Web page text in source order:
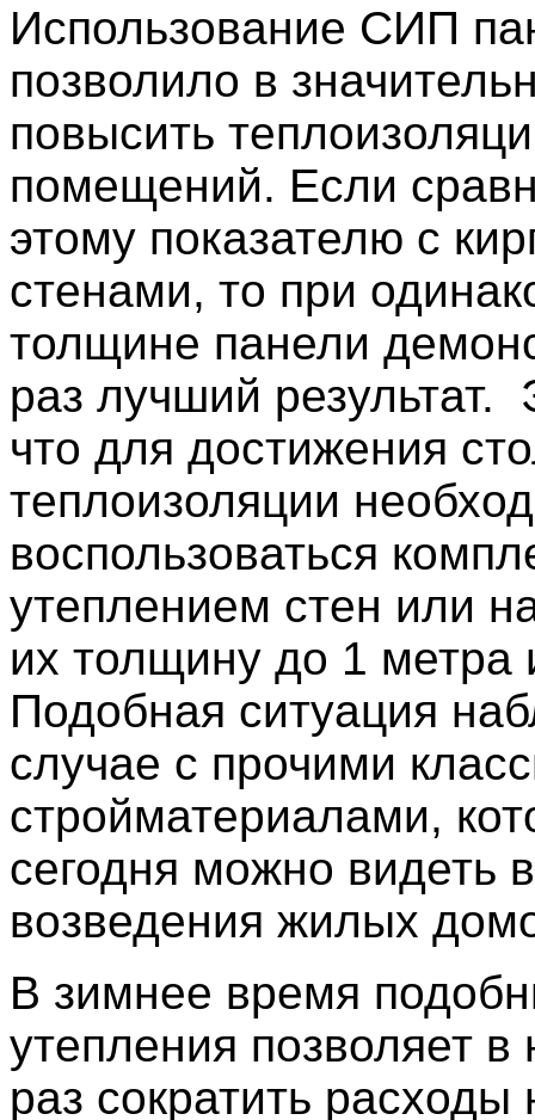
Использование СИП
позволило в
повысить
помещений. Если
этому показателю с
стенами, то при
толщине панели
раз лучший результат.
что для достижения
теплоизоляции
воспользоваться
утеплением стен или
их толщину до 1 метра
Подобная ситуация
случае с прочими
стройматериалами,
сегодня можно видеть
возведения жилых
В зимнее время
утепления позволяет в
раз сократить расходы